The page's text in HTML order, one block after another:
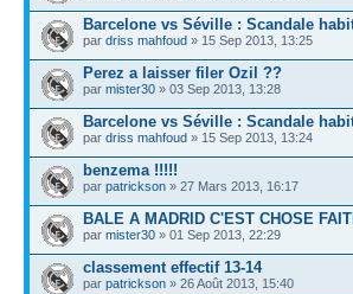
Barcelone vs Séville : Scandale
par driss mahfoud » 15 Sep 2013, 13:25
Perez a laisser filer Ozil ??
par mister30 » 03 Sep 2013, 13:28
Barcelone vs Séville : Scandale
par driss mahfoud » 15 Sep 2013, 13:24
benzema !!!!!
par patrickson » 27 Mars 2013, 16:17
BALE A MADRID C'EST CHOSE
par mister30 » 01 Sep 2013, 22:29
classement effectif 13-14
par patrickson » 26 Août 2013, 15:40